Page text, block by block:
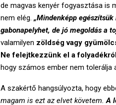
de magvas kenyér fogyasztása is
nem elég. „Mindenképp
gabonapelyhet, de jó megoldás a
valamilyen zöldség vagy
Ne felejtkezzünk el a
hogy számos ember nem tolerálja
A szakértő hangsúlyozta, hogy
magam is ezt az elvet követem. A